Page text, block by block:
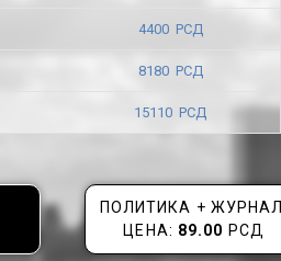
4400 РСД
8180 РСД
15110 РСД
ПОЛИТИКА + ЖУРНАЛ
ЦЕНА: 89.00 РСД